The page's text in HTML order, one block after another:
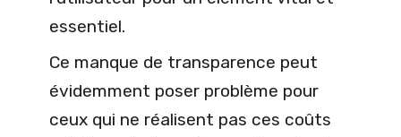
essentiel.
Ce manque de transparence peut
évidemment poser problème pour
ceux qui ne réalisent pas ces coûts